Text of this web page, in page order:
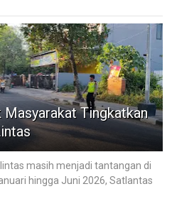
Tingkatkan
masih menjadi tantangan di
hingga Juni 2026, Satlantas